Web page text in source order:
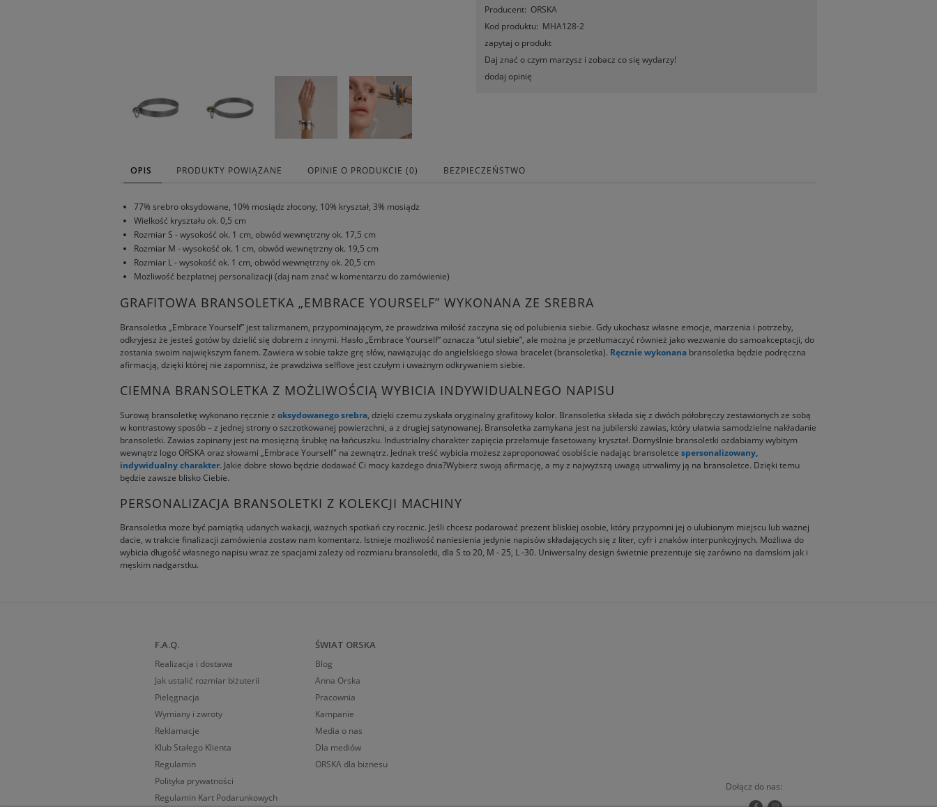
Producent: ORSKA
Kod produktu: MHA128-2
zapytaj o produkt
Daj znać o czym marzysz i zobacz co się wydarzy!
dodaj opinię
OPIS PRODUKTY POWIĄZANE OPINIE O PRODUKCIE (0) BEZPIECZEŃSTWO
77% srebro oksydowane, 10% mosiądz złocony, 10% kryształ, 3% mosiądz
Wielkość kryształu ok. 0,5 cm
Rozmiar S - wysokość ok. 1 cm, obwód wewnętrzny ok. 17,5 cm
Rozmiar M - wysokość ok. 1 cm, obwód wewnętrzny ok. 19,5 cm
Rozmiar L - wysokość ok. 1 cm, obwód wewnętrzny ok. 20,5 cm
Możliwość bezpłatnej personalizacji (daj nam znać w komentarzu do zamówienie)
GRAFITOWA BRANSOLETKA „EMBRACE YOURSELF” WYKONANA ZE SREBRA
Bransoletka „Embrace Yourself” jest talizmanem, przypominającym, że prawdziwa miłość zaczyna się od polubienia siebie. Gdy ukochasz własne emocje, marzenia i potrzeby,
odkryjesz że jesteś gotów by dzielić się dobrem z innymi. Hasło „Embrace Yourself” oznacza “utul siebie”, ale można je przetłumaczyć również jako wezwanie do samoakceptacji, do
zostania swoim największym fanem. Zawiera w sobie także grę słów, nawiązując do angielskiego słowa bracelet (bransoletka). Ręcznie wykonana bransoletka będzie podręczna
afirmacją, dzięki której nie zapomnisz, że prawdziwa selflove jest czułym i uważnym odkrywaniem siebie.
CIEMNA BRANSOLETKA Z MOŻLIWOŚCIĄ WYBICIA INDYWIDUALNEGO NAPISU
Surową bransoletkę wykonano ręcznie z oksydowanego srebra, dzięki czemu zyskała oryginalny grafitowy kolor. Bransoletka składa się z dwóch półobręczy zestawionych ze sobą
w kontrastowy sposób – z jednej strony o szczotkowanej powierzchni, a z drugiej satynowanej. Bransoletka zamykana jest na jubilerski zawias, który ułatwia samodzielne nakładanie
bransoletki. Zawias zapinany jest na mosiężną śrubkę na łańcuszku. Industrialny charakter zapięcia przełamuje fasetowany kryształ. Domyślnie bransoletki ozdabiamy wybitym
wewnątrz logo ORSKA oraz słowami „Embrace Yourself" na zewnątrz. Jednak treść wybicia możesz zaproponować osobiście nadając bransoletce spersonalizowany,
indywidualny charakter. Jakie dobre słowo będzie dodawać Ci mocy każdego dnia?Wybierz swoją afirmację, a my z najwyższą uwagą utrwalimy ją na bransoletce. Dzięki temu
będzie zawsze blisko Ciebie.
PERSONALIZACJA BRANSOLETKI Z KOLEKCJI MACHINY
Bransoletka może być pamiątką udanych wakacji, ważnych spotkań czy rocznic. Jeśli chcesz podarować prezent bliskiej osobie, który przypomni jej o ulubionym miejscu lub ważnej
dacie, w trakcie finalizacji zamówienia zostaw nam komentarz. Istnieje możliwość naniesienia jedynie napisów składających się z liter, cyfr i znaków interpunkcyjnych. Możliwa do
wybicia długość własnego napisu wraz ze spacjami zależy od rozmiaru bransoletki, dla S to 20, M - 25, L -30. Uniwersalny design świetnie prezentuje się zarówno na damskim jak i
męskim nadgarstku.
F.A.Q.
Realizacja i dostawa
Jak ustalić rozmiar biżuterii
Pielęgnacja
Wymiany i zwroty
Reklamacje
Klub Stałego Klienta
Regulamin
Polityka prywatności
Regulamin Kart Podarunkowych
ŚWIAT ORSKA
Blog
Anna Orska
Pracownia
Kampanie
Media o nas
Dla mediów
ORSKA dla biznesu
Dołącz do nas: